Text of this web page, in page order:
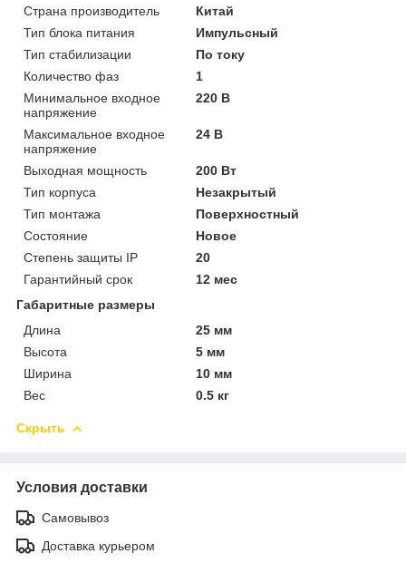
Страна производитель
Китай
Тип блока питания
Импульсный
Тип стабилизации
По току
Количество фаз
1
Минимальное входное
напряжение
220 В
Максимальное входное
напряжение
24 В
Выходная мощность
200 Вт
Тип корпуса
Незакрытый
Тип монтажа
Поверхностный
Состояние
Новое
Степень защиты IP
20
Гарантийный срок
12 мес
Габаритные размеры
Длина
25 мм
Высота
5 мм
Ширина
10 мм
Вес
0.5 кг
Скрыть
Условия доставки
Самовывоз
Доставка курьером